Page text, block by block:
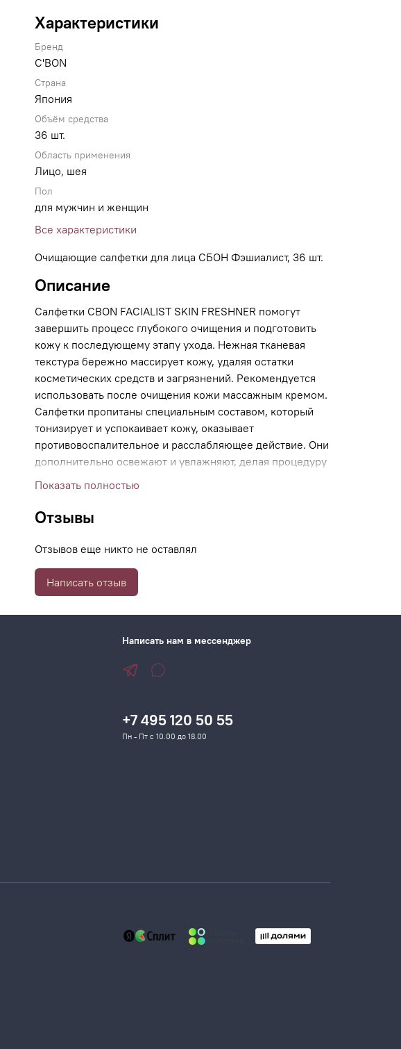
Характеристики
Бренд
C'BON
Страна
Япония
Объём средства
36 шт.
Область применения
Лицо, шея
Пол
для мужчин и женщин
Все характеристики
Очищающие салфетки для лица СБОН Фэшиалист, 36 шт.
Описание
Салфетки CBON FACIALIST SKIN FRESHNER помогут
завершить процесс глубокого очищения и подготовить
кожу к последующему этапу ухода. Нежная тканевая
текстура бережно массирует кожу, удаляя остатки
косметических средств и загрязнений. Рекомендуется
использовать после очищения кожи массажным кремом.
Салфетки пропитаны специальным составом, который
тонизирует и успокаивает кожу, оказывает
противовоспалительное и расслабляющее действие. Они
дополнительно освежают и увлажняют, делая процедуру
очищения максимально эффективной и комфортной.
Показать полностью
Отзывы
Отзывов еще никто не оставлял
Написать отзыв
Написать нам в мессенджер
+7 495 120 50 55
Пн - Пт с 10.00 до 18.00